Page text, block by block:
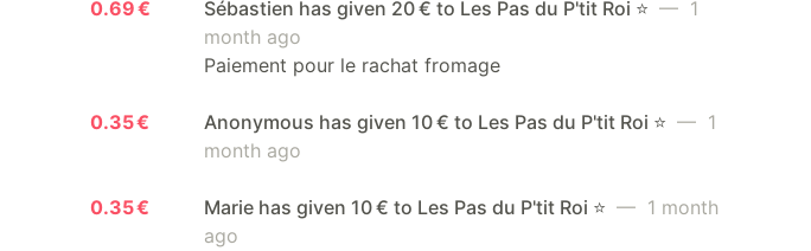
0.69 € Sébastien has given 20 € to Les Pas du P'tit Roi ⭐️ — 1
month ago
Paiement pour le rachat fromage
0.35 € Anonymous has given 10 € to Les Pas du P'tit Roi ⭐️ — 1
month ago
0.35 € Marie has given 10 € to Les Pas du P'tit Roi ⭐️ — 1 month
ago